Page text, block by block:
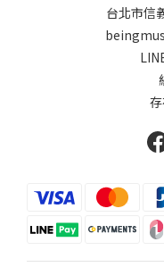
台北市信